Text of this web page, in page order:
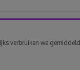
verbruiken we gemiddeld